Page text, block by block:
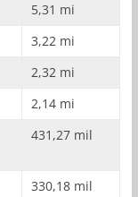
5,31 mi
3,22 mi
2,32 mi
2,14 mi
431,27 mil
330,18 mil